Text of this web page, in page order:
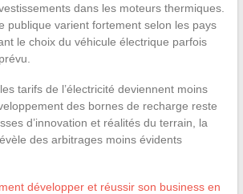
dans les moteurs thermiques.
publique varient fortement selon les pays
le choix du véhicule électrique parfois
tarifs de l’électricité deviennent moins
des bornes de recharge reste
d’innovation et réalités du terrain, la
des arbitrages moins évidents
développer et réussir son business en